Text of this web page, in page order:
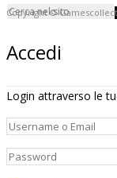
Copyright ©
Accedi
Login attraverso le